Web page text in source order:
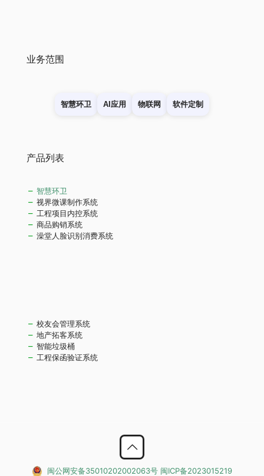
业务范围
智慧环卫 AI应用 物联网 软件定制
产品列表
智慧环卫
视界微课制作系统
工程项目内控系统
商品购销系统
澡堂人脸识别消费系统
校友会管理系统
地产拓客系统
智能垃圾桶
工程保函验证系统
闽公网安备35010202002063号 闽ICP备2023015219